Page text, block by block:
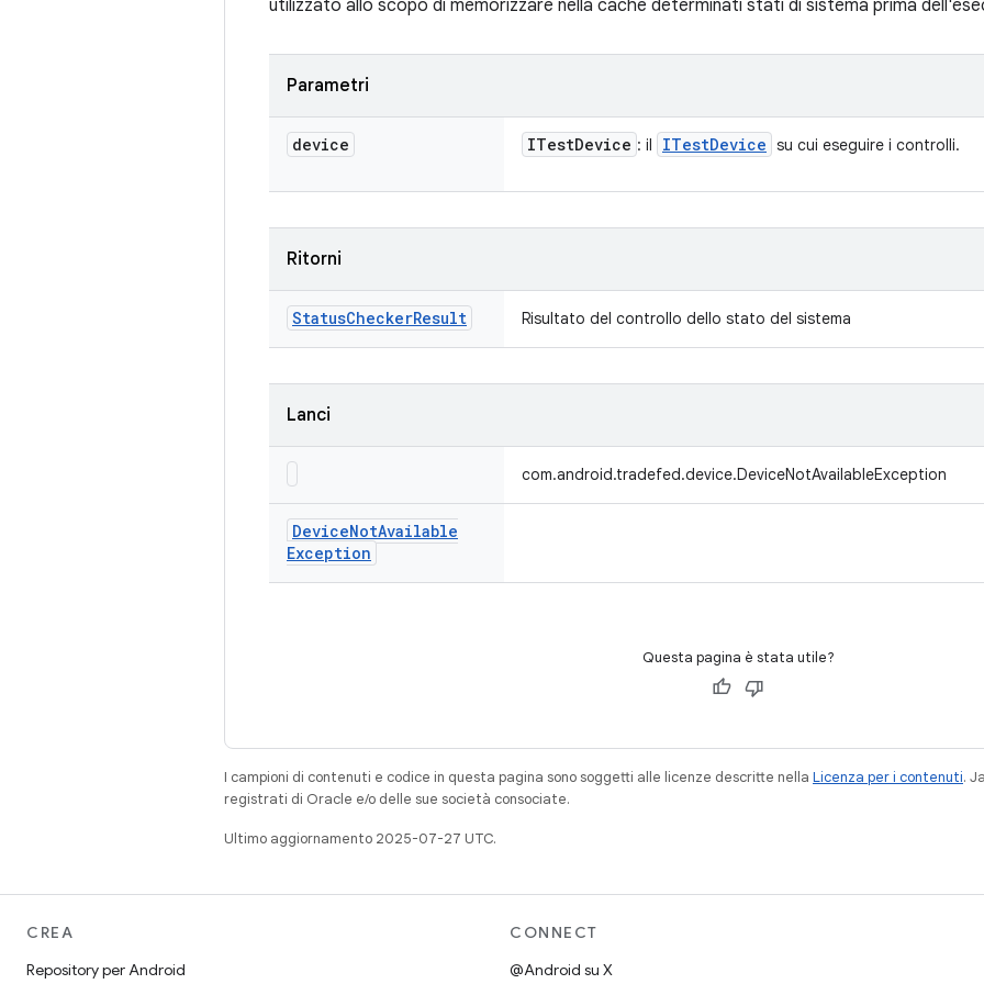
utilizzato allo scopo di memorizzare nella cache determinati stati di sistema prima
Parametri
device ITestDevice : il ITestDevice su cui eseguire i controlli.
Ritorni
StatusCheckerResult Risultato del controllo dello stato del sistema
Lanci
com.android.tradefed.device.DeviceNotAvailableException
DeviceNotAvailable
Exception
Questa pagina è stata utile?
I campioni di contenuti e codice in questa pagina sono soggetti alle licenze descritte nella Licenza per i contenuti.
registrati di Oracle e/o delle sue società consociate.
Ultimo aggiornamento 2025-07-27 UTC.
CREA
Repository per Android
CONNECT
@Android su X